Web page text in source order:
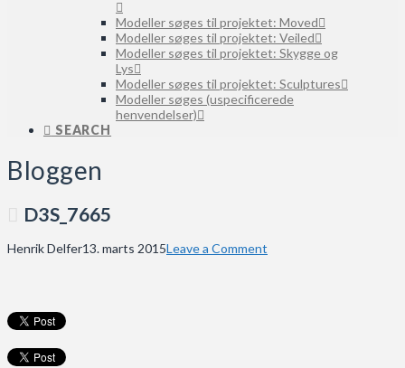
Modeller søges til projektet: Moved
Modeller søges til projektet: Veiled
Modeller søges til projektet: Skygge og
Lys
Modeller søges til projektet: Sculptures
Modeller søges (uspecificerede
henvendelser)
SEARCH
Bloggen
D3S_7665
Henrik Delfer13. marts 2015Leave a Comment